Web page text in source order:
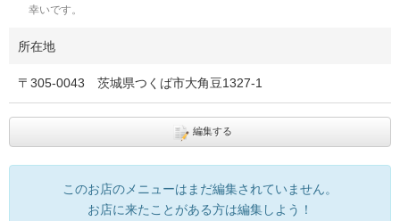
幸いです。
所在地
〒 305-0043 茨城県つくば市大角豆1327-1
編集する
このお店のメニューはまだ編集されていません。
お店に来たことがある方は編集しよう！